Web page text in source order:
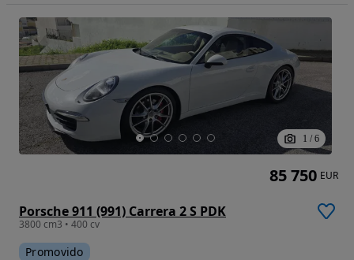
1 / 6
Porsche 911 (991) Carrera 2 S PDK
3800 cm3 • 400 cv
Promovido
85 750 EUR